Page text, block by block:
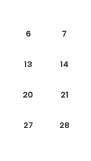
6 7
13 14
20 21
27 28